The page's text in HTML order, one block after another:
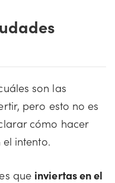
son las
pero esto no es
cómo hacer
intento.
que inviertas en el